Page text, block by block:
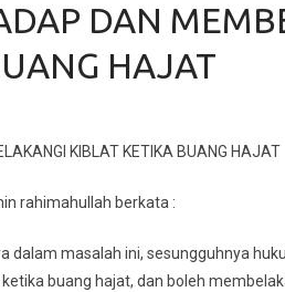
DAN
HAJAT
KIBLAT KETIKA BUANG HAJAT
rahimahullah berkata :
dalam masalah ini, sesungguhnya
buang hajat, dan boleh